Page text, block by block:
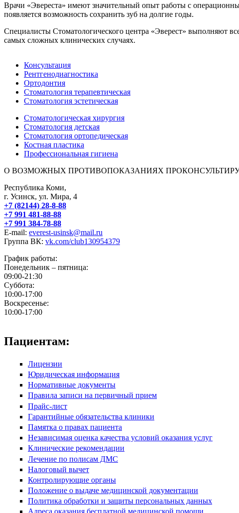
Врачи «Эвереста» имеют значительный опыт работы с
появляется возможность сохранить зуб на долгие годы.
Специалисты Стоматологического центра «Эверест» выполняют
самых сложных клинических случаях.
Консультация
Рентгенодиагностика
Ортодонтия
Стоматология терапевтическая
Стоматология эстетическая
Стоматологическая хирургия
Стоматология детская
Стоматология ортопедическая
Костная пластика
Профессиональная гигиена
О ВОЗМОЖНЫХ ПРОТИВОПОКАЗАНИЯХ
Республика Коми,
г. Усинск, ул. Мира, 4
+7 (82144) 28-8-88
+7 991 481-88-88
+7 991 384-78-88
E-mail: everest-usinsk@mail.ru
Группа ВК: vk.com/club130954379
График работы:
Понедельник – пятница:
09:00-21:30
Суббота:
10:00-17:00
Воскресенье:
10:00-17:00
Пациентам:
Лицензии
Юридическая информация
Нормативные документы
Правила записи на первичный прием
Прайс-лист
Гарантийные обязательства клиники
Памятка о правах пациента
Независимая оценка качества условий оказания услуг
Клинические рекомендации
Лечение по полисам ДМС
Налоговый вычет
Контролирующие органы
Положение о выдаче медицинской документации
Политика обработки и защиты персональных данных